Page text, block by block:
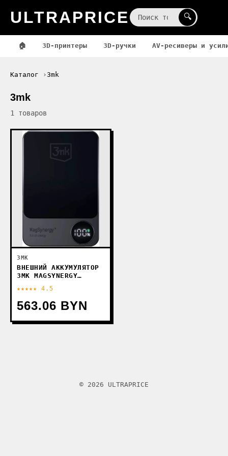
ULTRAPRICE 🔍
🏠 3D-принтеры 3D-ручки AV-ресиверы и
Каталог 3mk
3mk
1 товаров
3MK
ВНЕШНИЙ АККУМУЛЯТОР
3MK MAGSYNERGY
★★★★★ 4.5
563.06 BYN
© 2026 ULTRAPRICE